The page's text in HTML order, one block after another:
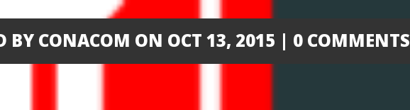
BY CONACOM ON OCT 13, 2015 | 0 COMMENTS